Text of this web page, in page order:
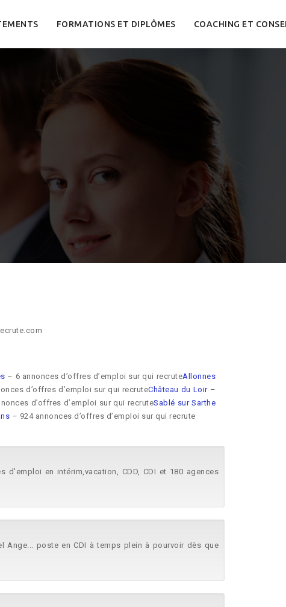
FORMATIONS ET DIPLÔMES COACHING ET
– 6 annonces d’offres d’emploi sur qui recruteAllonnes
d’offres d’emploi sur qui recruteChâteau du Loir–
d’offres d’emploi sur qui recruteSablé sur Sarthe
– 924 annonces d’offres d’emploi sur qui recrute
en intérim,vacation, CDD, CDI et 180 agences
Ange... poste en CDI à temps plein à pourvoir dès que